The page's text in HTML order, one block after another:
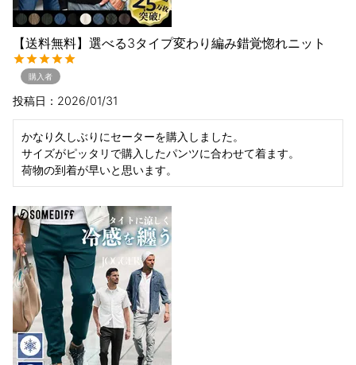
【送料無料】選べる3タイプ変わり編み錯覚惚れニット
購入者
投稿日 2026/01/31
かなり久しぶりにセーターを購入しました。
サイズがピッタリで購入したパンツに合わせて着ます。
荷物の到着が早いと思います。